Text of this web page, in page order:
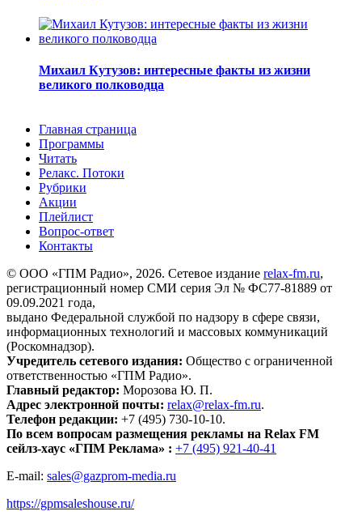
Михаил Кутузов: интересные факты из жизни
великого полководца
Главная страница
Программы
Читать
Релакс. Потоки
Рубрики
Акции
Плейлист
Вопрос-ответ
Контакты
© ООО «ГПМ Радио», 2026. Сетевое издание relax-fm.ru,
регистрационный номер СМИ серия Эл № ФС77-81889 от
09.09.2021 года,
выдано Федеральной службой по надзору в сфере связи,
информационных технологий и массовых коммуникаций
(Роскомнадзор).
Учредитель сетевого издания: Общество с ограниченной
ответственностью «ГПМ Радио».
Главный редактор: Морозова Ю. П.
Адрес электронной почты: relax@relax-fm.ru.
Телефон редакции: +7 (495) 730-10-10.
По всем вопросам размещения рекламы на Relax FM
сейлз-хаус «ГПМ Реклама» : +7 (495) 921-40-41
E-mail: sales@gazprom-media.ru
https://gpmsaleshouse.ru/